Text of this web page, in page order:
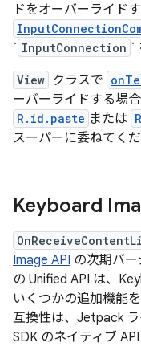
ドをオーバーライド
` InputConnection `
View クラスで
ーバーライドする場
R.id.paste または
スーパーに委ねてくだ
Keyboard
Image API の次期バ
の Unified API は、
いくつかの追加機能
互換性は、Jetpack
SDK のネイティブ